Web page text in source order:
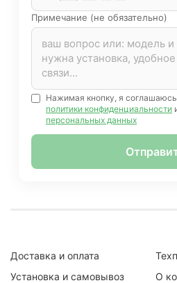
Примечание (не обязательно)
Нажимая кнопку, я
политики конфиденциальности
персональных данных
Доставка и оплата
Установка и самовывоз
О